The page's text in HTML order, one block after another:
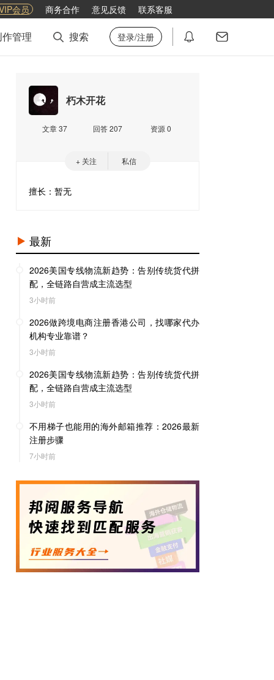
会员 商务合作 意见反馈 联系客服
管理 搜索 登录/注册
朽木开花
文章 37 回答 207 资源 0
+ 关注 私信
擅长：暂无
最新
2026美国专线物流新趋势：告别传统货代拼
配，全链路自营成主流选型
3小时前
2026做跨境电商注册香港公司，找哪家代办
机构专业靠谱？
3小时前
2026美国专线物流新趋势：告别传统货代拼
配，全链路自营成主流选型
3小时前
不用梯子也能用的海外邮箱推荐：2026最新
注册步骤
7小时前